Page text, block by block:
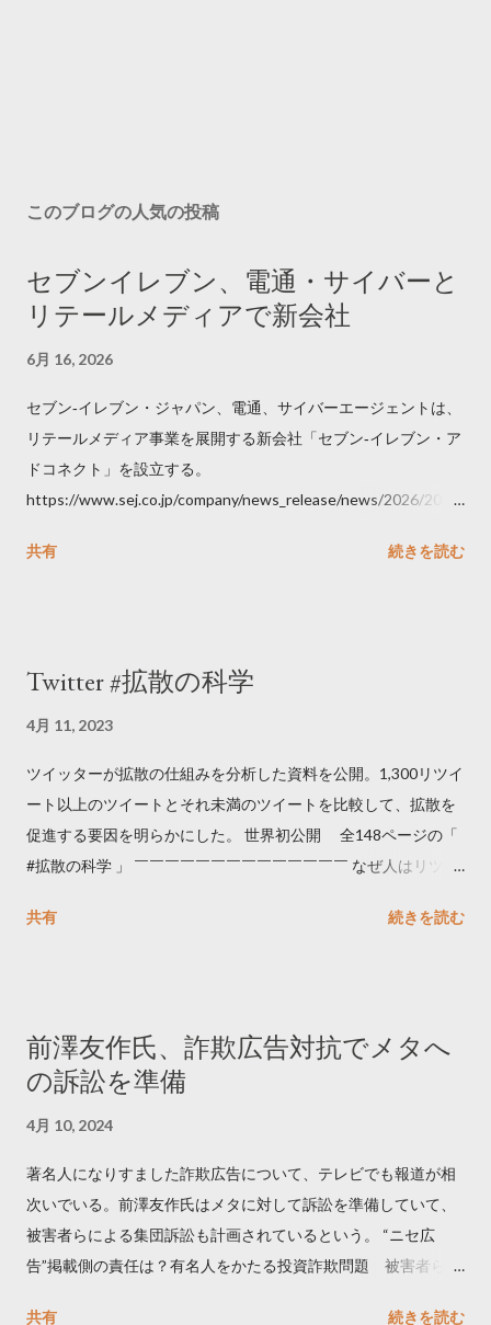
このブログの人気の投稿
セブンイレブン、電通・サイバーと
リテールメディアで新会社
6月 16, 2026
セブン‐イレブン・ジャパン、電通、サイバーエージェントは、
リテールメディア事業を展開する新会社「セブン‐イレブン・ア
ドコネクト」を設立する。
https://www.sej.co.jp/company/news_release/news/2026/2026
共有
続きを読む
Twitter #拡散の科学
4月 11, 2023
ツイッターが拡散の仕組みを分析した資料を公開。1,300リツイ
ート以上のツイートとそれ未満のツイートを比較して、拡散を
促進する要因を明らかにした。 世界初公開 全148ページの「
#拡散の科学 」 ￣￣￣￣￣￣￣￣￣￣￣￣￣￣ なぜ人はリツイ
学しました。 ー バズの目安は1300リツイート ー 人は16の熱量
トするのか？ https://marketing.twitter.com/ja/insights/kakusan
共有 続きを読む
前澤友作氏、詐欺広告対抗でメタへ
の訴訟を準備
4月 10, 2024
著名人になりすました詐欺広告について、テレビでも報道が相
次いでいる。前澤友作氏はメタに対して訴訟を準備していて、
被害者らによる集団訴訟も計画されているという。 “ニセ広
告”掲載側の責任は？有名人をかたる投資詐欺問題 被害者らが
共有 続きを読む